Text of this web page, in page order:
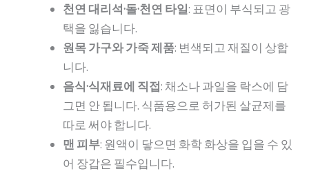
천연 대리석·돌·천연 타일: 표면이 부식되고 광
택을 잃습니다.
원목 가구와 가죽 제품: 변색되고 재질이 상합
니다.
음식·식재료에 직접: 채소나 과일을 락스에 담
그면 안 됩니다. 식품용으로 허가된 살균제를
따로 써야 합니다.
맨 피부: 원액이 닿으면 화학 화상을 입을 수 있
어 장갑은 필수입니다.